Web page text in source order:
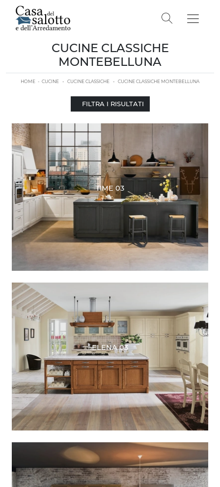
CUCINE CLASSICHE
MONTEBELLUNA
HOME - CUCINE - CUCINE CLASSICHE - CUCINE CLASSICHE MONTEBELLUNA
FILTRA I RISULTATI
TIME 03
ELENA 03